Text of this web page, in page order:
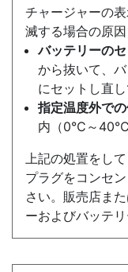
チャージャーの
滅する場合の原
バッテリーの
から抜いて、
にセットし直し
指定温度外での
内（0℃～40℃
上記の処置をし
プラグをコンセ
さい。販売店ま
ーおよびバッテ